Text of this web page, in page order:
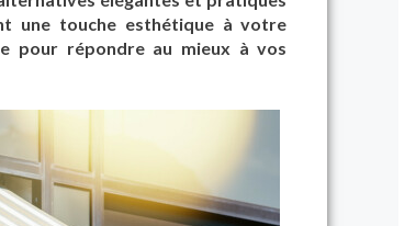
une touche esthétique à votre
pour répondre au mieux à vos